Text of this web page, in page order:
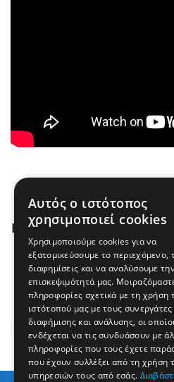
Previous
Ευχές του προέδρου της ΔΕΕΠ
Next
Δεν θα καταβάλουν ενοίκιο
επιχειρήσεις
Αυτός ο ιστότοπος
χρησιμοποιεί cookies
Χρησιμοποιούμε cookies για να
εξατομικεύσουμε το περιεχόμενο,
διαφημίσεις και να αναλύσουμε την
επισκεψιμότητά μας.
πληροφορίες σχετικά με τη χρήση
ιστότοπού μας με τους συνεργάτες
διαφήμισης και ανάλυσης, οι
ενδέχεται να τις συνδυάσουν με
πληροφορίες που τους έχετε
που έχουν συλλέξει από τη χρήση
υπηρεσιών τους από εσάς.